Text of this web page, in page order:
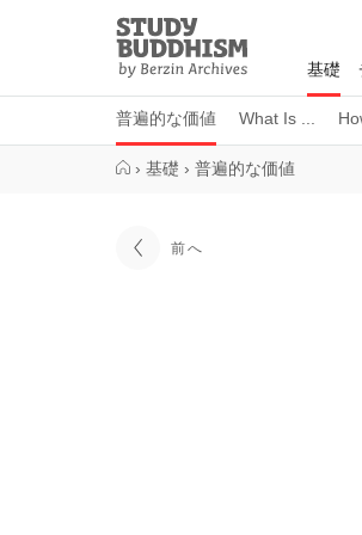
Study
Buddhism
Home
基礎
普遍的な価値 What Is ...
› 基礎 › 普遍的な価値
前へ